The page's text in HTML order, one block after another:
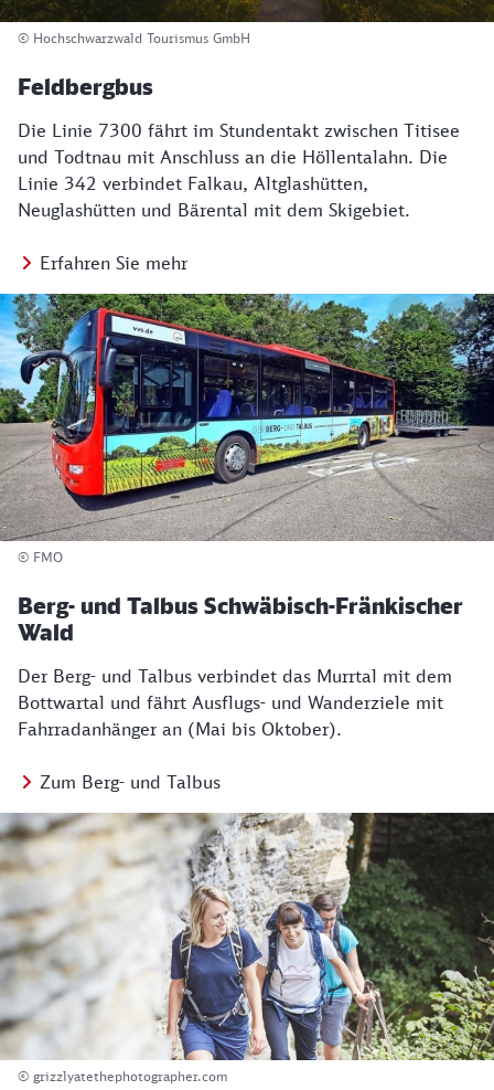
© Hochschwarzwald Tourismus GmbH
Feldbergbus
Die Linie 7300 fährt im Stundentakt zwischen Titisee
und Todtnau mit Anschluss an die Höllentalahn. Die
Linie 342 verbindet Falkau, Altglashütten,
Neuglashütten und Bärental mit dem Skigebiet.
Erfahren Sie mehr
© FMO
Berg- und Talbus Schwäbisch-Fränkischer
Wald
Der Berg- und Talbus verbindet das Murrtal mit dem
Bottwartal und fährt Ausflugs- und Wanderziele mit
Fahrradanhänger an (Mai bis Oktober).
Zum Berg- und Talbus
© grizzlyatethephotographer.com